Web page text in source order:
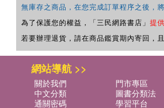
無庫存之商品，在您完成訂單程序之後，
為了保護您的權益，「三民網路書店」 提
若要辦理退貨，請在商品鑑賞期內寄回，
網站導航 >>
關於我們 門市專區
中文分類
圖書分類法
通關密碼
學習平台